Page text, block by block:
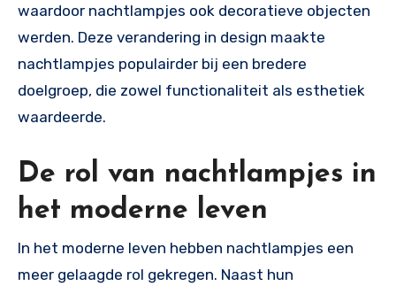
waardoor nachtlampjes ook decoratieve objecten
werden. Deze verandering in design maakte
nachtlampjes populairder bij een bredere
doelgroep, die zowel functionaliteit als esthetiek
waardeerde.
De rol van nachtlampjes in
het moderne leven
In het moderne leven hebben nachtlampjes een
meer gelaagde rol gekregen. Naast hun